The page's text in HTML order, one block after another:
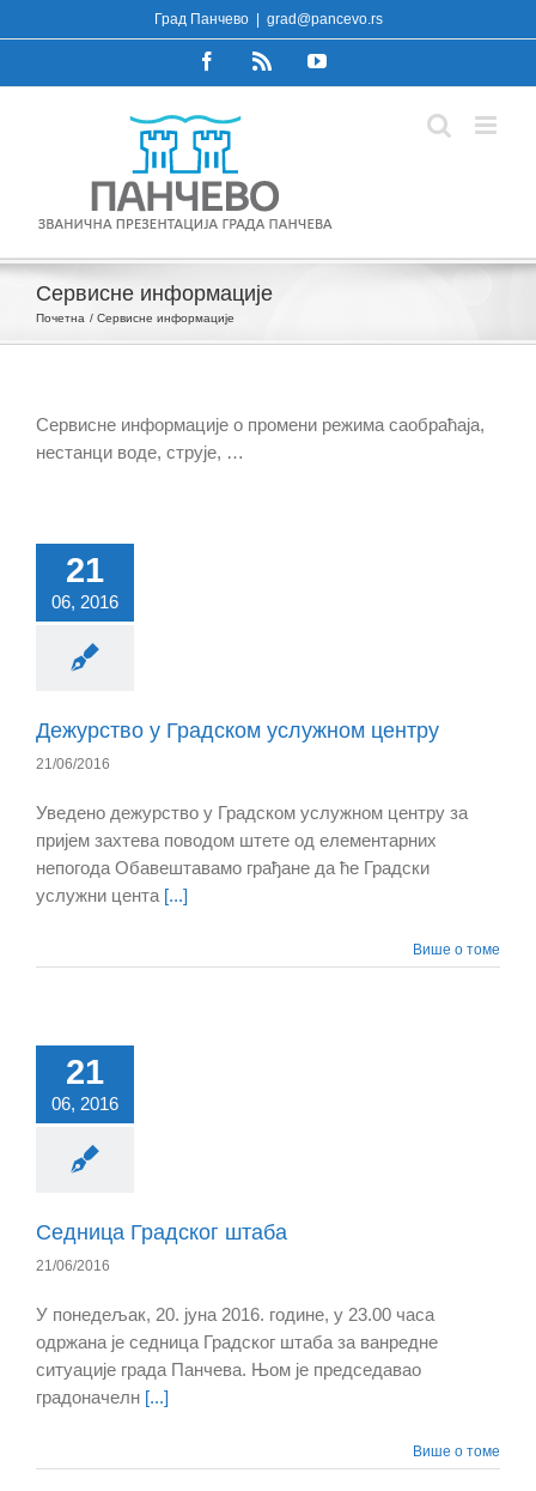
to
Град Панчево grad@pancevo.rs
FacebookRss YouTube
Сервисне информације
Почетна Сервисне информације
Сервисне информације о промени режима саобраћаја,
нестанци воде, струје, …
21
06, 2016
Дежурство у Градском услужном центру
21/06/2016
Уведено дежурство у Градском услужном центру за
пријем захтева поводом штете од елементарних
непогода Обавештавамо грађане да ће Градски
услужни цента [...]
Више о томе
21
06, 2016
Седница Градског штаба
21/06/2016
У понедељак, 20. јуна 2016. године, у 23.00 часа
одржана је седница Градског штаба за ванредне
ситуације града Панчева. Њом је председавао
градоначелн [...]
Више о томе